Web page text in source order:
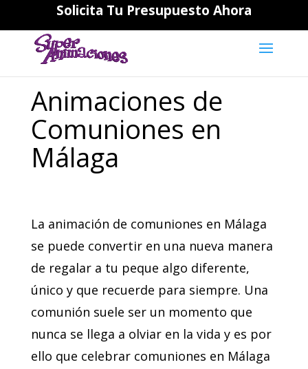
Solicita Tu Presupuesto Ahora
644194202 daniela@superanimaciones.com
Animaciones de
Comuniones en
Málaga
La animación de comuniones en Málaga
se puede convertir en una nueva manera
de regalar a tu peque algo diferente,
único y que recuerde para siempre. Una
comunión suele ser un momento que
nunca se llega a olviar en la vida y es por
ello que celebrar comuniones en Málaga